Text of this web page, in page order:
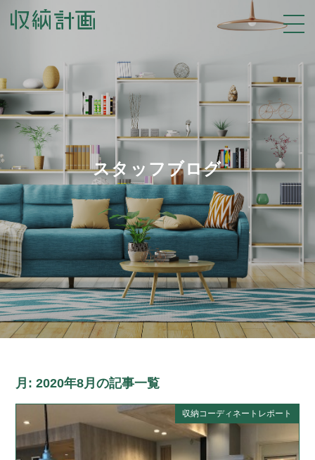
スタッフブログ
月:2020年8月の記事一覧
収納コーディネートレポート